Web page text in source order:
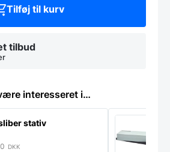
tilbud
Tilføj til kurv
interesseret i…
stativ
DKK